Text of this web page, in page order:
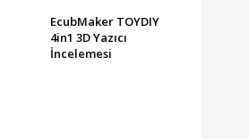
EcubMaker TOYDIY
4in1 3D Yazıcı
İncelemesi